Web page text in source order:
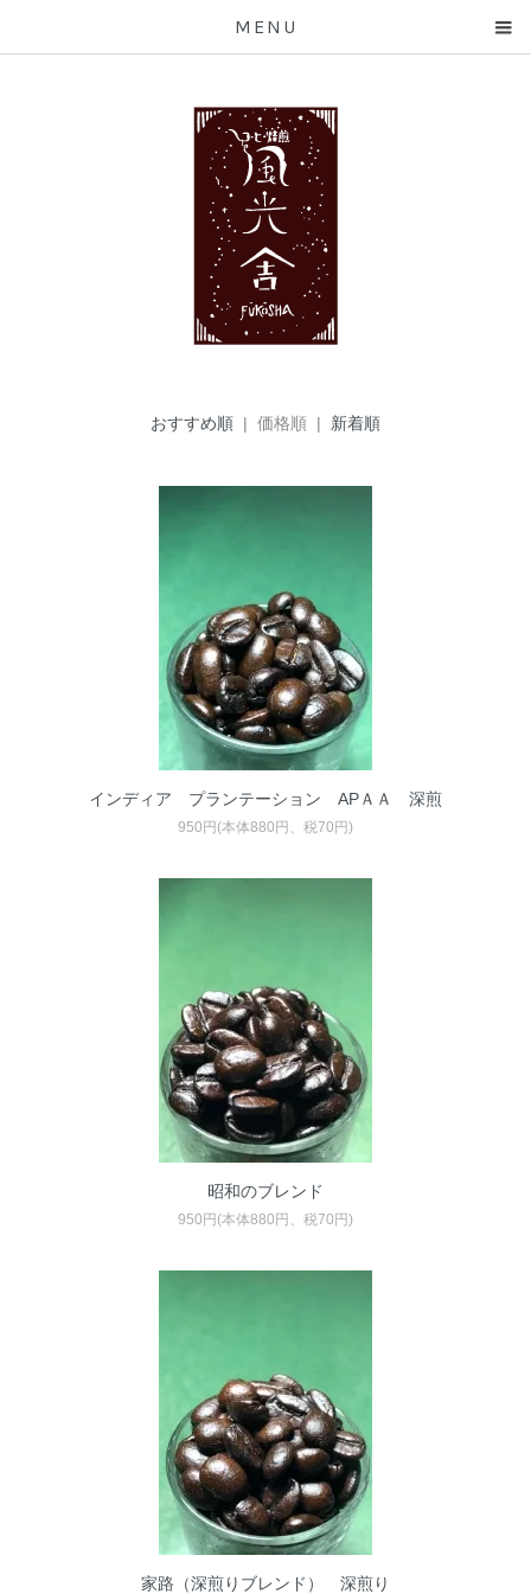
MENU
おすすめ順 | 価格順 | 新着順
インディア プランテーション APＡＡ 深煎
950円(本体880円、税70円)
昭和のブレンド
950円(本体880円、税70円)
家路（深煎りブレンド） 深煎り